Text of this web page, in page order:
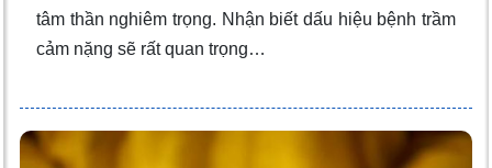
tâm thần nghiêm trọng. Nhận biết dấu hiệu bệnh trầm
cảm nặng sẽ rất quan trọng…